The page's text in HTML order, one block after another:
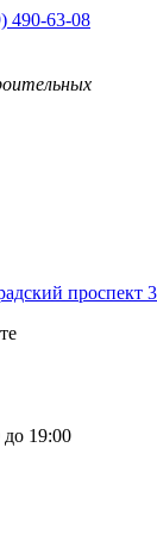
490-63-08
проспект
19:00